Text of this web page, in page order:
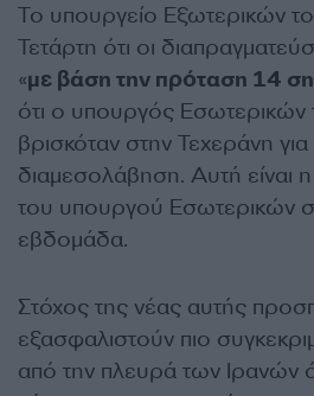
Το υπουργείο Εξωτερικών
Τετάρτη ότι οι
«με βάση την πρόταση 14
ότι ο υπουργός Εσωτερικών
βρισκόταν στην Τεχεράνη
διαμεσολάβηση. Αυτή είναι
του υπουργού Εσωτερικών
εβδομάδα.
Στόχος της νέας αυτής
εξασφαλιστούν πιο
από την πλευρά των